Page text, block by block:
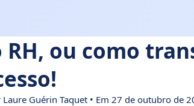
RH, ou como
Guérin Taquet • Em 27 de outubro de